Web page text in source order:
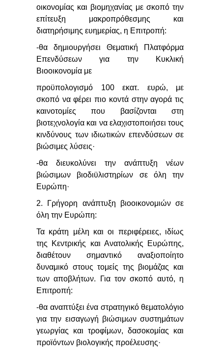
οικονομίας και βιομηχανίας με σκοπό την
επίτευξη μακροπρόθεσμης και
διατηρήσιμης ευημερίας, η Επιτροπή:
-θα δημιουργήσει Θεματική Πλατφόρμα
Επενδύσεων για την Κυκλική
Βιοοικονομία με
προϋπολογισμό 100 εκατ. ευρώ, με
σκοπό να φέρει πιο κοντά στην αγορά τις
καινοτομίες που βασίζονται στη
βιοτεχνολογία και να ελαχιστοποιήσει τους
κινδύνους των ιδιωτικών επενδύσεων σε
βιώσιμες λύσεις·
-θα διευκολύνει την ανάπτυξη νέων
βιώσιμων βιοδιϋλιστηρίων σε όλη την
Ευρώπη·
2. Γρήγορη ανάπτυξη βιοοικονομιών σε
όλη την Ευρώπη:
Τα κράτη μέλη και οι περιφέρειες, ιδίως
της Κεντρικής και Ανατολικής Ευρώπης,
διαθέτουν σημαντικό αναξιοποίητο
δυναμικό στους τομείς της βιομάζας και
των αποβλήτων. Για τον σκοπό αυτό, η
Επιτροπή:
-θα αναπτύξει ένα στρατηγικό θεματολόγιο
για την εισαγωγή βιώσιμων συστημάτων
γεωργίας και τροφίμων, δασοκομίας και
προϊόντων βιολογικής προέλευσης·